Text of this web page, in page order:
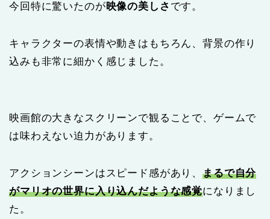
今回特に驚いたのが映像の美しさ です。
キャラクターの表情や動きはもちろん、背景の作り
込みも非常に細かく感じました。
映画館の大きなスクリーンで観ることで、ゲームで
は味わえない迫力があります。
アクションシーンはスピード感があり、まるで自分
がマリオの世界に入り込んだような感覚になりまし
た。